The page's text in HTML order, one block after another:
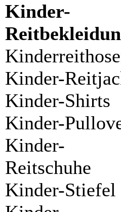
Kinder-
Kinder-
Kinder-Shirts
Kinder-
Kinder-
Reitschuhe
Kinder-Stiefel